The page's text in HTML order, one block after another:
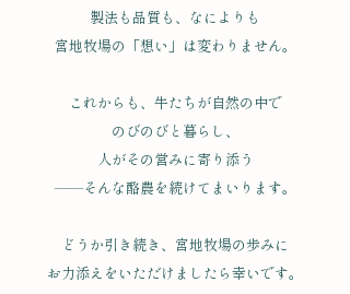
製法も品質も、なによりも
宮地牧場の「想い」は変わりません。
これからも、牛たちが自然の中で
のびのびと暮らし、
人がその営みに寄り添う
——そんな酪農を続けてまいります。
どうか引き続き、宮地牧場の歩みに
お力添えをいただけましたら幸いです。